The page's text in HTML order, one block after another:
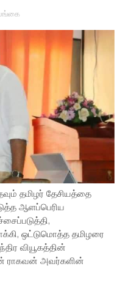
தமிழர் தேசியத்தை
ஆளப்பெரிய
ஒட்டுமொத்த தமிழரை
வியூகத்தின்
ராகவன் அவர்களின்